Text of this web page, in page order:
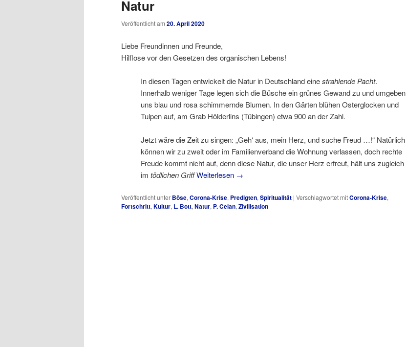
Natur
Veröffentlicht am 20. April 2020
Liebe Freundinnen und Freunde,
Hilflose vor den Gesetzen des organischen Lebens!
In diesen Tagen entwickelt die Natur in Deutschland einestrahlende Pacht.
Innerhalb weniger Tage legen sich die Büsche ein grünes Gewand zu und umgeben
uns blau und rosa schimmernde Blumen. In den Gärten blühen Osterglocken und
Tulpen auf, am Grab Hölderlins (Tübingen) etwa 900 an der Zahl.
Jetzt wäre die Zeit zu singen: „Geh‘ aus, mein Herz, und suche Freud …!“ Natürlich
können wir zu zweit oder im Familienverband die Wohnung verlassen, doch rechte
Freude kommt nicht auf, denn diese Natur, die unser Herz erfreut, hält uns zugleich
im tödlichen GriffWeiterlesen →
Veröffentlicht unter Böse, Corona-Krise, Predigten, Spiritualität | Verschlagwortet mitCorona-Krise,
Fortschritt, Kultur, L. Bott, Natur, P. Celan, Zivilisation